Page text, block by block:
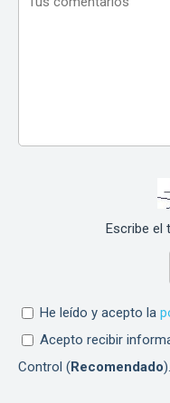
Escribe el
He leído y acepto la
Acepto recibir
Control (Recomendado).